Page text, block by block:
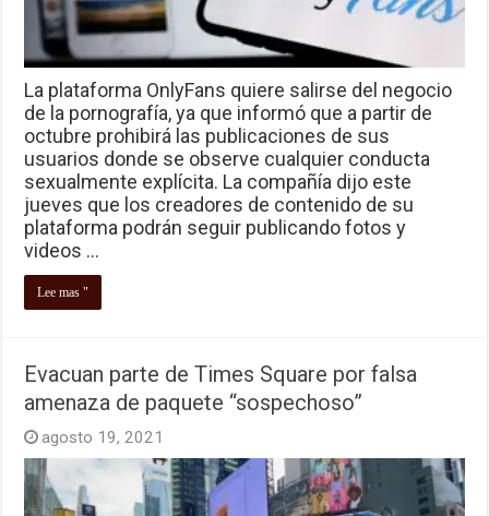
La plataforma OnlyFans quiere salirse del negocio
de la pornografía, ya que informó que a partir de
octubre prohibirá las publicaciones de sus
usuarios donde se observe cualquier conducta
sexualmente explícita. La compañía dijo este
jueves que los creadores de contenido de su
plataforma podrán seguir publicando fotos y
videos …
Lee mas "
Evacuan parte de Times Square por falsa
amenaza de paquete “sospechoso”
agosto 19, 2021